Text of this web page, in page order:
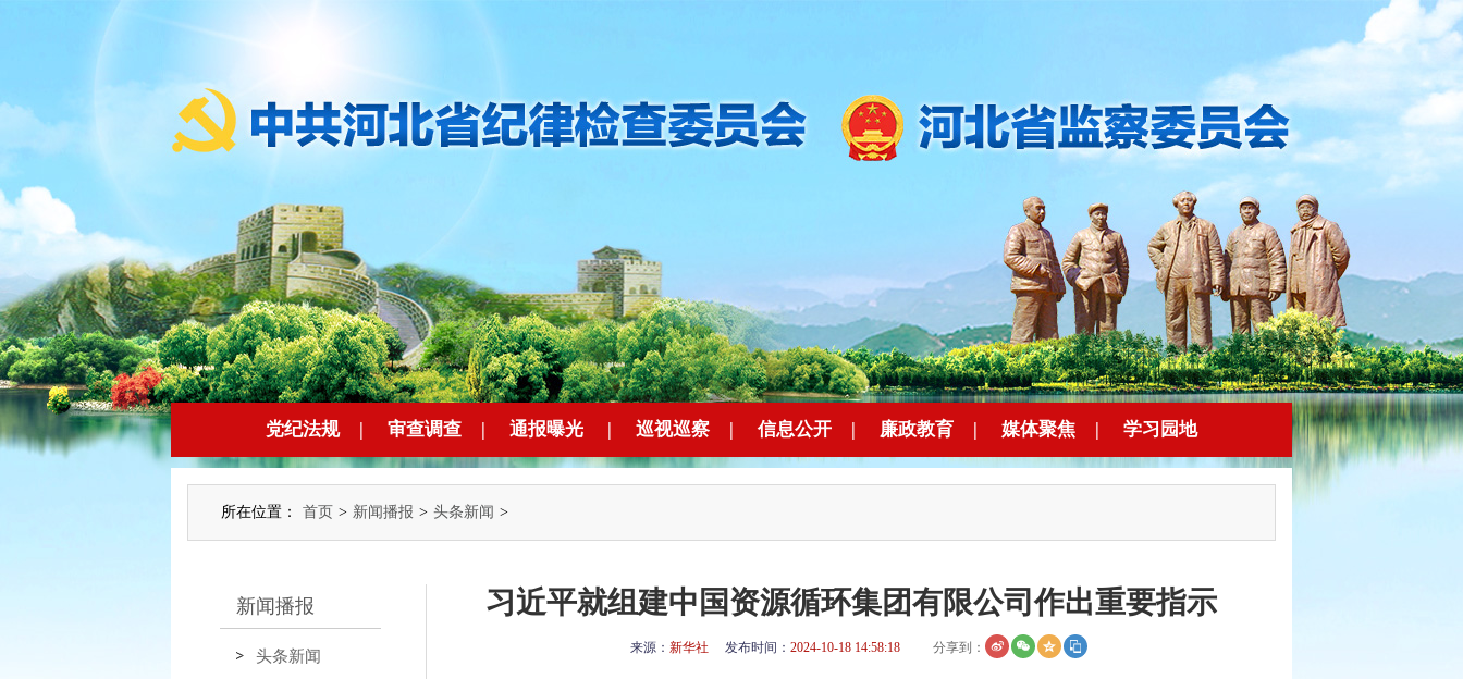
党纪法规 | 审查调查 | 通报曝光 | 巡视巡察 | 信息公开 | 廉政教育 | 媒体聚焦 | 学习园地
所在位置： 首页 > 新闻播报 > 头条新闻 >
新闻播报
头条新闻
习近平就组建中国资源循环集团有限公司作出重要指示
来源： 新华社 发布时间： 2024-10-18 14:58:18 分享到：